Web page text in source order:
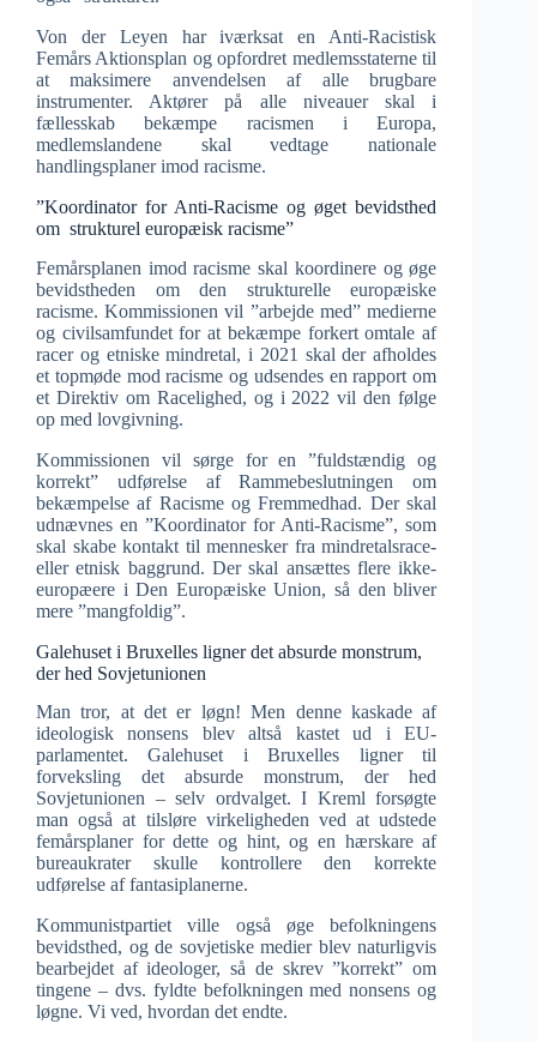
Von der Leyen har iværksat en Anti-Racistisk
Femårs Aktionsplan og opfordret medlemsstaterne til
at maksimere anvendelsen af alle brugbare
instrumenter. Aktører på alle niveauer skal i
fællesskab bekæmpe racismen i Europa,
medlemslandene skal vedtage nationale
handlingsplaner imod racisme.
”Koordinator for Anti-Racisme og øget bevidsthed
om strukturel europæisk racisme”
Femårsplanen imod racisme skal koordinere og øge
bevidstheden om den strukturelle europæiske
racisme. Kommissionen vil ”arbejde med” medierne
og civilsamfundet for at bekæmpe forkert omtale af
racer og etniske mindretal, i 2021 skal der afholdes
et topmøde mod racisme og udsendes en rapport om
et Direktiv om Racelighed, og i 2022 vil den følge
op med lovgivning.
Kommissionen vil sørge for en ”fuldstændig og
korrekt” udførelse af Rammebeslutningen om
bekæmpelse af Racisme og Fremmedhad. Der skal
udnævnes en ”Koordinator for Anti-Racisme”, som
skal skabe kontakt til mennesker fra mindretalsrace-
eller etnisk baggrund. Der skal ansættes flere ikke-
europæere i Den Europæiske Union, så den bliver
mere ”mangfoldig”.
Galehuset i Bruxelles ligner det absurde monstrum,
der hed Sovjetunionen
Man tror, at det er løgn! Men denne kaskade af
ideologisk nonsens blev altså kastet ud i EU-
parlamentet. Galehuset i Bruxelles ligner til
forveksling det absurde monstrum, der hed
Sovjetunionen – selv ordvalget. I Kreml forsøgte
man også at tilsløre virkeligheden ved at udstede
femårsplaner for dette og hint, og en hærskare af
bureaukrater skulle kontrollere den korrekte
udførelse af fantasiplanerne.
Kommunistpartiet ville også øge befolkningens
bevidsthed, og de sovjetiske medier blev naturligvis
bearbejdet af ideologer, så de skrev ”korrekt” om
tingene – dvs. fyldte befolkningen med nonsens og
løgne. Vi ved, hvordan det endte.